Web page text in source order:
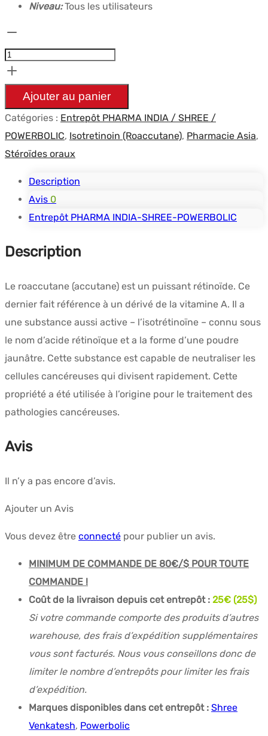
Niveau:Tous les utilisateurs
de
(Roaccutane)
20mg
(10
pilules)
-
Healing
Pharma
Ajouter au panier
Catégories : Entrepôt PHARMA INDIA / SHREE /
POWERBOLIC, Isotretinoin (Roaccutane), Pharmacie Asia,
Stéroïdes oraux
Description
Avis 0
Entrepôt PHARMA INDIA-SHREE-POWERBOLIC
Description
Le roaccutane (accutane) est un puissant rétinoïde. Ce
dernier fait référence à un dérivé de la vitamine A. Il a
une substance aussi active – l’isotrétinoïne – connu sous
le nom d’acide rétinoïque et a la forme d’une poudre
jaunâtre. Cette substance est capable de neutraliser les
cellules cancéreuses qui divisent rapidement. Cette
propriété a été utilisée à l’origine pour le traitement des
pathologies cancéreuses.
Avis
Il n’y a pas encore d’avis.
Ajouter un Avis
Vous devez être connecté pour publier un avis.
MINIMUM DE COMMANDE DE 80€/$ POUR TOUTE
COMMANDE !
Coût de la livraison depuis cet entrepôt : 25€ (25$)
Si votre commande comporte des produits d’autres
warehouse, des frais d’expédition supplémentaires
vous sont facturés. Nous vous conseillons donc de
limiter le nombre d’entrepôts pour limiter les frais
d’expédition.
Marques disponibles dans cet entrepôt : Shree
Venkatesh, Powerbolic